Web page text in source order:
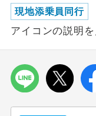
現地添乗員同行
アイコンの説明を
おひとり様バ
ス2席利用